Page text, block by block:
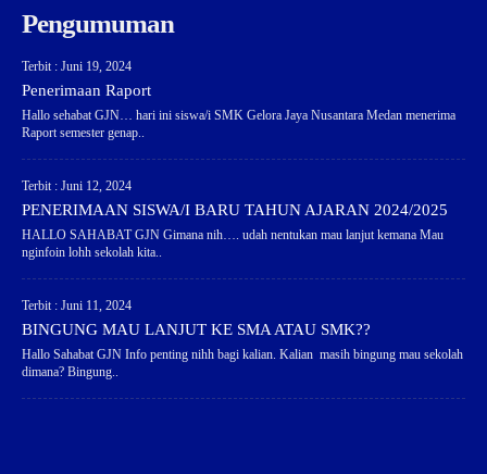
Pengumuman
Terbit : Juni 19, 2024
Penerimaan Raport
Hallo sehabat GJN… hari ini siswa/i SMK Gelora Jaya Nusantara Medan menerima
Raport semester genap..
Terbit : Juni 12, 2024
PENERIMAAN SISWA/I BARU TAHUN AJARAN 2024/2025
HALLO SAHABAT GJN Gimana nih…. udah nentukan mau lanjut kemana Mau
nginfoin lohh sekolah kita..
Terbit : Juni 11, 2024
BINGUNG MAU LANJUT KE SMA ATAU SMK??
Hallo Sahabat GJN Info penting nihh bagi kalian. Kalian masih bingung mau sekolah
dimana? Bingung..